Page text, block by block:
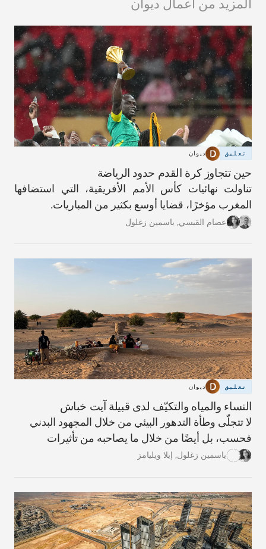
المزيد من أعمال ديوان
تعليق ديوان
حين تتجاوز كرة القدم حدود الرياضة
تناولت نهائيات كأس الأمم الأفريقية، التي استضافها
المغرب مؤخرًا، قضايا أوسع بكثير من المباريات.
عصام القيسي, ياسمين زغلول
تعليق ديوان
النساء والمياه والتكيّف لدى قبيلة آيت خباش
لا تتجلّى وطأة التدهور البيئي من خلال المجهود البدني
فحسب، بل أيضًا من خلال ما يصاحبه من تأثيرات
وجدانية واجتماعية.
ياسمين زغلول, إيلا ويليامز